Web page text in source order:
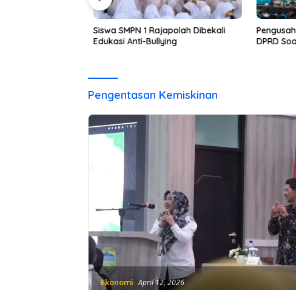
Siswa SMPN 1 Rajapolah Dibekali
Edukasi Anti-Bullying
DPRD
Pengentasan Kemiskinan
Ekonomi April 12, 2026